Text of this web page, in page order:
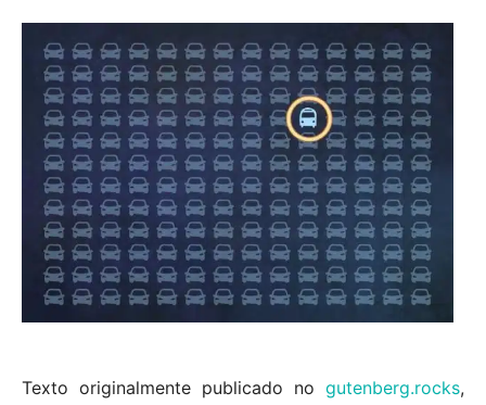
Texto originalmente publicado no gutenberg.rocks,